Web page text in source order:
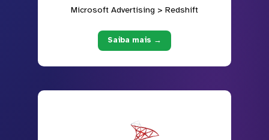
Microsoft Advertising > Redshift
Saiba mais →